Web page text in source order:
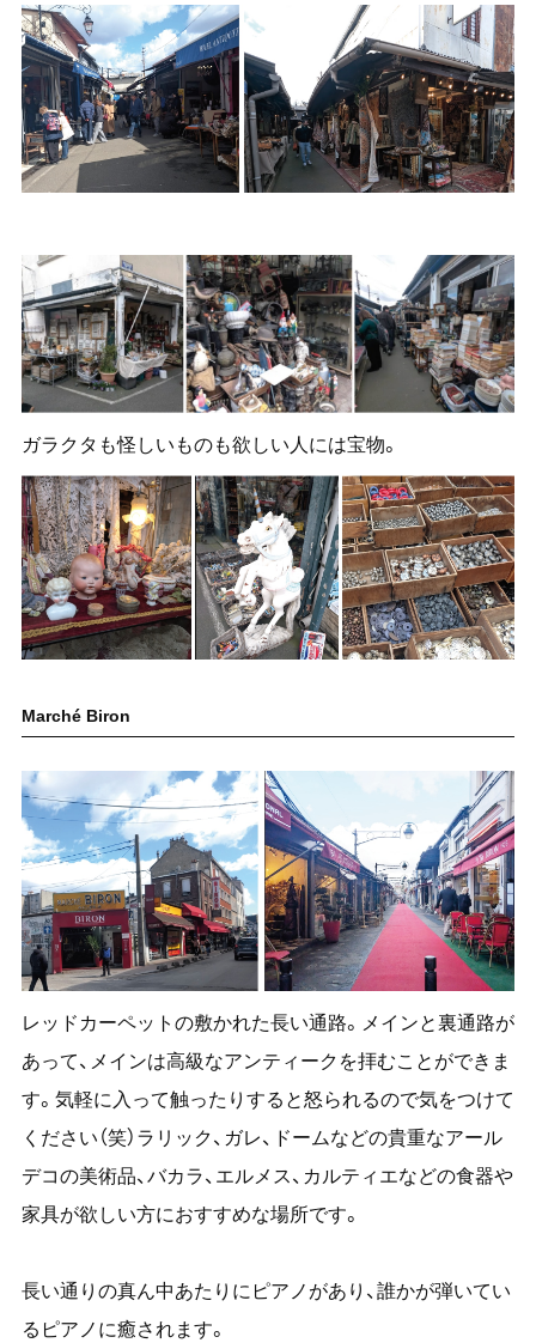
ガラクタも怪しいものも欲しい人には宝物。
Marché Biron
レッドカーペットの敷かれた長い通路。メインと裏通路が
あって、メインは高級なアンティークを拝むことができま
す。気軽に入って触ったりすると怒られるので気をつけて
ください（笑）ラリック、ガレ、ドームなどの貴重なアール
デコの美術品、バカラ、エルメス、カルティエなどの食器や
家具が欲しい方におすすめな場所です。
長い通りの真ん中あたりにピアノがあり、誰かが弾いてい
るピアノに癒されます。